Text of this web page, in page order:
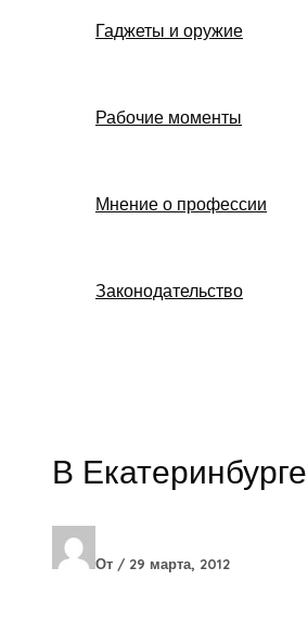
Гаджеты и оружие
Рабочие моменты
Мнение о профессии
Законодательство
В
От / 29 марта, 2012